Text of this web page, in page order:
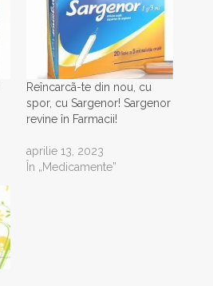
Reîncarcã-te din nou, cu
spor, cu Sargenor! Sargenor
revine în Farmacii!
aprilie 13, 2023
În „Medicamente”